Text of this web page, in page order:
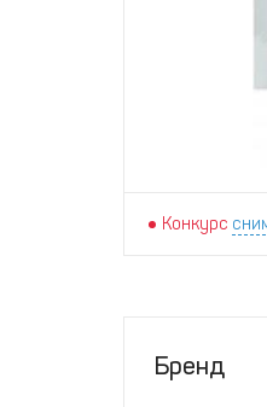
Конкурс
Бренд